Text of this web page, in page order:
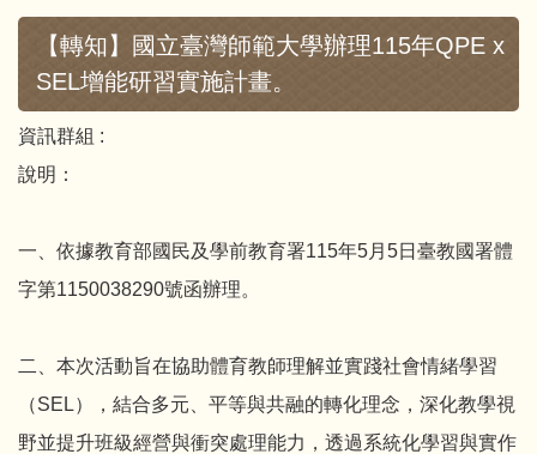
【轉知】國立臺灣師範大學辦理115年QPE x
SEL增能研習實施計畫。
資訊群組 :
說明：
一、依據教育部國民及學前教育署115年5月5日臺教國署體
字第1150038290號函辦理。
二、本次活動旨在協助體育教師理解並實踐社會情緒學習
（SEL），結合多元、平等與共融的轉化理念，深化教學視
野並提升班級經營與衝突處理能力，透過系統化學習與實作